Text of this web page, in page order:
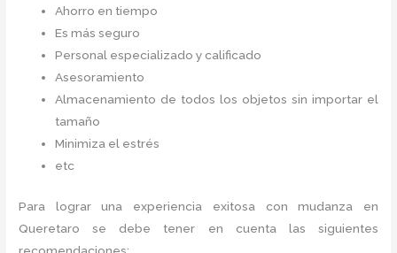
Ahorro en tiempo
Es más seguro
Personal especializado y calificado
Asesoramiento
Almacenamiento de todos los objetos sin importar el
tamaño
Minimiza el estrés
etc
Para lograr una experiencia exitosa con mudanza en
Queretaro
se debe tener en cuenta las siguientes
recomendaciones: